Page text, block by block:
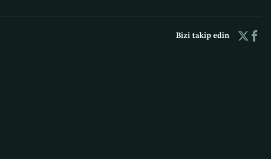
Bizi takip edin